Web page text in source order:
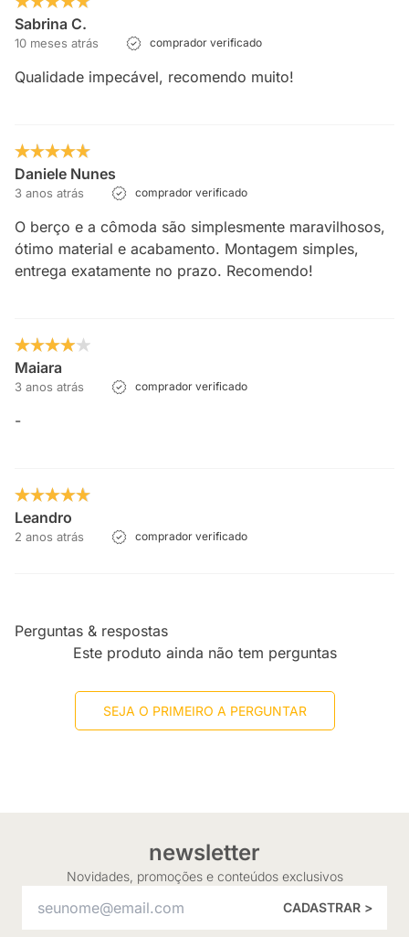
Sabrina C.
10 meses atrás comprador verificado
Qualidade impecável, recomendo muito!
Daniele Nunes
3 anos atrás comprador verificado
O berço e a cômoda são simplesmente maravilhosos,
ótimo material e acabamento. Montagem simples,
entrega exatamente no prazo. Recomendo!
Maiara
3 anos atrás comprador verificado
-
Leandro
2 anos atrás comprador verificado
Perguntas & respostas
Este produto ainda não tem perguntas
SEJA O PRIMEIRO A PERGUNTAR
newsletter
Novidades, promoções e conteúdos exclusivos
CADASTRAR >